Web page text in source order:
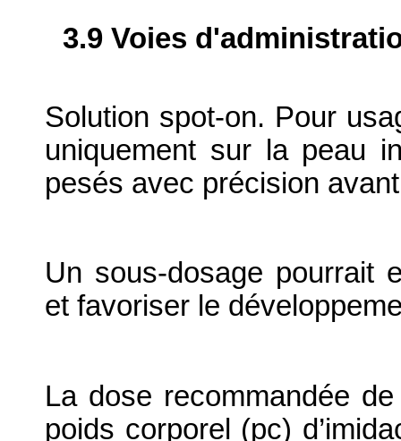
3.9 Voies
Solution spot-on. Pour
uniquement sur la peau
pesés avec précision
Un sous-dosage pourrait
et favoriser le
La dose recommandée
poids corporel (pc)